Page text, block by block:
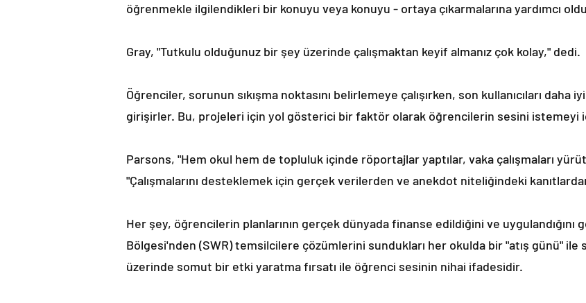
öğrenmekle ilgilendikleri bir konuyu veya konuyu - ortaya çıkarmalarına yardımcı
Gray, "Tutkulu olduğunuz bir şey üzerinde çalışmaktan keyif almanız çok kolay," dedi.
Öğrenciler, sorunun sıkışma noktasını belirlemeye çalışırken, son kullanıcıları daha
girişirler. Bu, projeleri için yol gösterici bir faktör olarak öğrencilerin sesini istemeyi
Parsons, "Hem okul hem de topluluk içinde röportajlar yaptılar, vaka çalışmaları
"Çalışmalarını desteklemek için gerçek verilerden ve anekdot niteliğindeki
Her şey, öğrencilerin planlarının gerçek dünyada finanse edildiğini ve uygulandığını
Bölgesi'nden (SWR) temsilcilere çözümlerini sundukları her okulda bir "atış günü"
üzerinde somut bir etki yaratma fırsatı ile öğrenci sesinin nihai ifadesidir.